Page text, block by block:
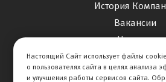
История
Вакансии
Новости
Карта
Настоящий Сайт использует файлы
о пользователях сайта в целях анализа
и улучшения работы сервисов сайта.